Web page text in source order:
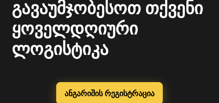
გავაუმჯობესოთ თქვენი
ყოველდღიური
ლოგისტიკა
ანგარიშის რეგისტრაცია